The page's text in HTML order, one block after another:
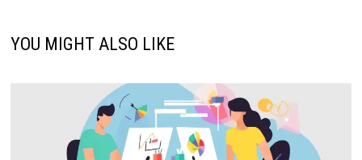
YOU MIGHT ALSO LIKE